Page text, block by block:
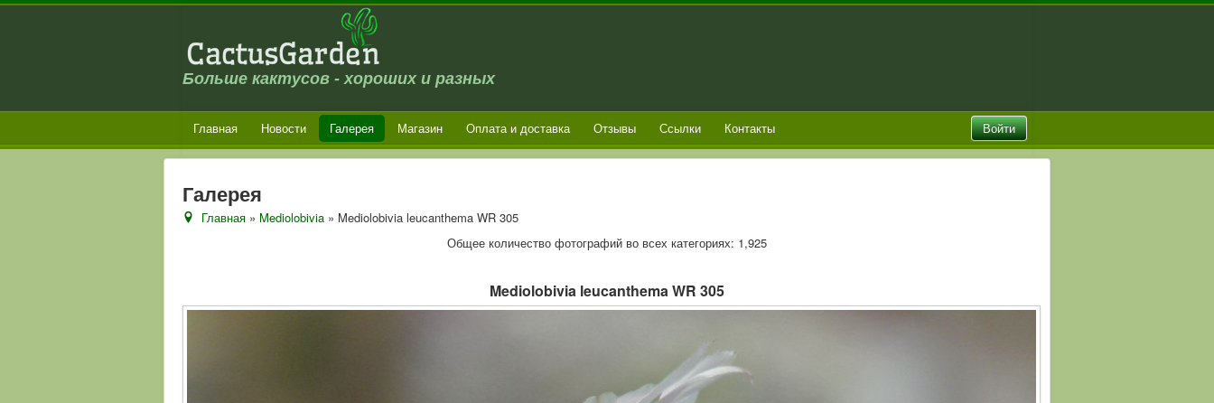
Больше кактусов - хороших и разных
Войти
Главная Новости Галерея Магазин Оплата и доставка Отзывы Ссылки Контакты
Галерея
Главная » Mediolobivia » Mediolobivia leucanthema WR 305
Общее количество фотографий во всех категориях: 1,925
Mediolobivia leucanthema WR 305